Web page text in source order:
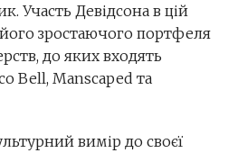
Участь Девідсона в цій
його зростаючого портфеля
до яких входять
Bell, Manscaped та
вимір до своєї